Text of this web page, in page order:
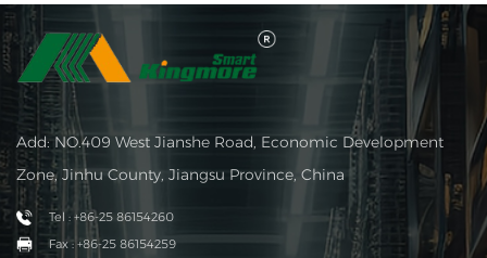
Add: NO.409 West Jianshe Road, Economic Development
Zone, Jinhu County, Jiangsu Province, China
Tel : +86-25 86154260
Fax : +86-25 86154259